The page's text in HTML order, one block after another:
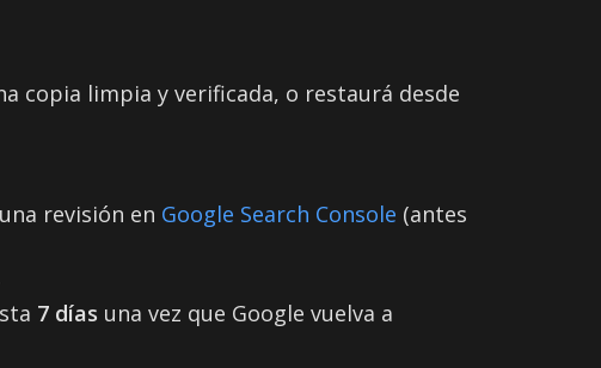
copia limpia y verificada, o restaurá desde
revisión en Google Search Console (antes
7 días una vez que Google vuelva a